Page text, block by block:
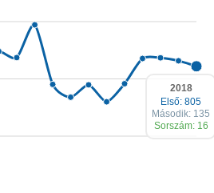
2018
Első: 805
Második: 135
Sorszám: 16